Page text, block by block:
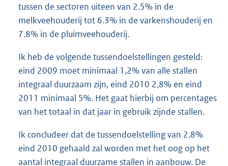
tussen de sectoren uiteen van 2.5% in de
melkveehouderij tot 6.3% in de varkenshouderij en
7.8% in de pluimveehouderij.
Ik heb de volgende tussendoelstellingen gesteld:
eind 2009 moet minimaal 1,2% van alle stallen
integraal duurzaam zijn, eind 2010 2,8% en eind
2011 minimaal 5%. Het gaat hierbij om percentages
van het totaal in dat jaar in gebruik zijnde stallen.
Ik concludeer dat de tussendoelstelling van 2.8%
eind 2010 gehaald zal worden met het oog op het
aantal integraal duurzame stallen in aanbouw. De